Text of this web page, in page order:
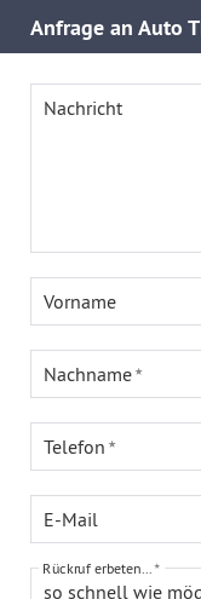
Anfrage an Auto
Nachricht
Vorname
Nachname
Telefon
E-Mail
so schnell wie
Rückruf erbeten...